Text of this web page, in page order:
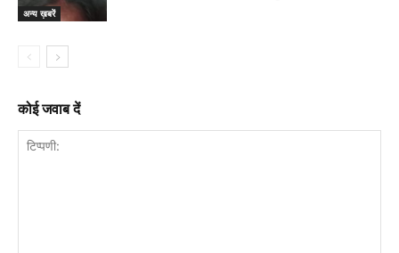
अन्य ख़बरें
कोई जवाब दें